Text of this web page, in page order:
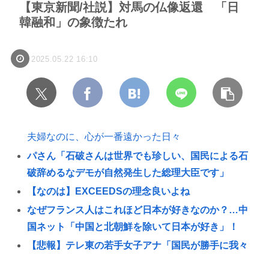
【東京新聞/社説】対馬の仏像返還 「日
韓融和」の象徴たれ
2025.05.22 16:10
夫婦なのに、心が一番遠かった日々
パさん「石破さんは世界でも珍しい、国民による石
破辞めるなデモが自然発生した総理大臣です」
【なのは】EXCEEDSの理念良いよね
なぜフランス人はこれほど日本が好きなのか？…中
国ネット「中国と北朝鮮を除いて日本が好き」！
【悲報】テレ東の若手女子アナ「国民が勝手に我々